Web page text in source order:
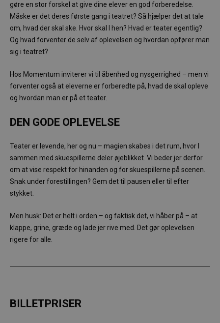
gøre en stor forskel at give dine elever en god forberedelse.
Måske er det deres første gang i teatret? Så hjælper det at tale
om, hvad der skal ske. Hvor skal I hen? Hvad er teater egentlig?
Og hvad forventer de selv af oplevelsen og hvordan opfører man
sig i teatret?
Hos Momentum inviterer vi til åbenhed og nysgerrighed – men vi
forventer også at eleverne er forberedte på, hvad de skal opleve
og hvordan man er på et teater.
DEN GODE OPLEVELSE
Teater er levende, her og nu – magien skabes i det rum, hvor I
sammen med skuespillerne deler øjeblikket. Vi beder jer derfor
om at vise respekt for hinanden og for skuespillerne på scenen.
Snak under forestillingen? Gem det til pausen eller til efter
stykket.
Men husk: Det er helt i orden – og faktisk det, vi håber på – at
klappe, grine, græde og lade jer rive med. Det gør oplevelsen
rigere for alle.
BILLETPRISER